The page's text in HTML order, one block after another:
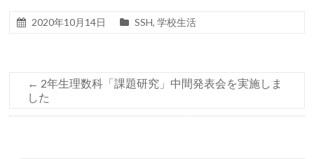
2020年10月14日 SSH,学校生活
← 2年生理数科「課題研究」中間発表会を実施しま
した